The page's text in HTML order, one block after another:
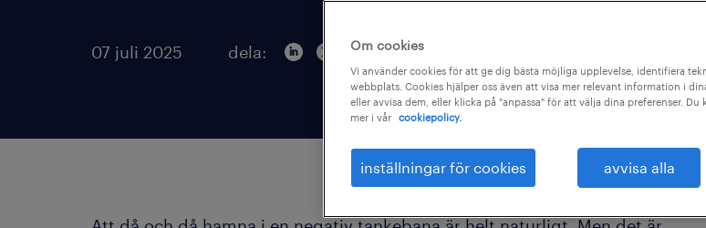
07 juli 2025 dela: Om cookies
Vi använder cookies för att ge dig bästa möjliga upplevelse, identifiera
webbplats. Cookies hjälper oss även att visa mer relevant information i
eller avvisa dem, eller klicka på "anpassa" för att välja dina preferenser. Du
mer i vår
cookiepolicy.
inställningar för cookies avvisa alla